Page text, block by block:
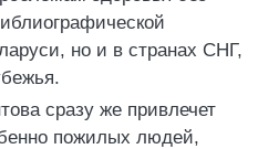
но и в странах СНГ,
сразу же привлечет
пожилых людей,